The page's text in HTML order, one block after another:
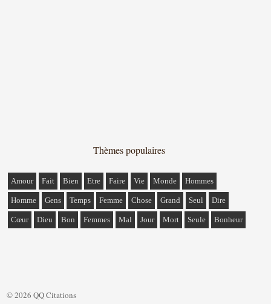
Thèmes populaires
Amour Fait Bien Etre Faire Vie Monde Hommes
Homme Gens Temps Femme Chose Grand Seul Dire
Cœur Dieu Bon Femmes Mal Jour Mort Seule Bonheur
© 2026 QQ Citations